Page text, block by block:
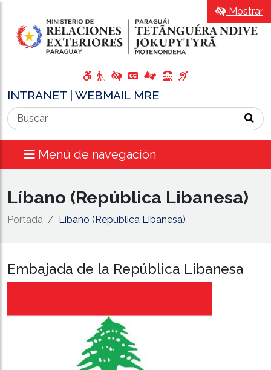
INTRANET WEBMAIL MRE
Menú de navegación
Mostrar
Líbano (República Libanesa)
Portada Líbano (República Libanesa)
Embajada de la República Libanesa